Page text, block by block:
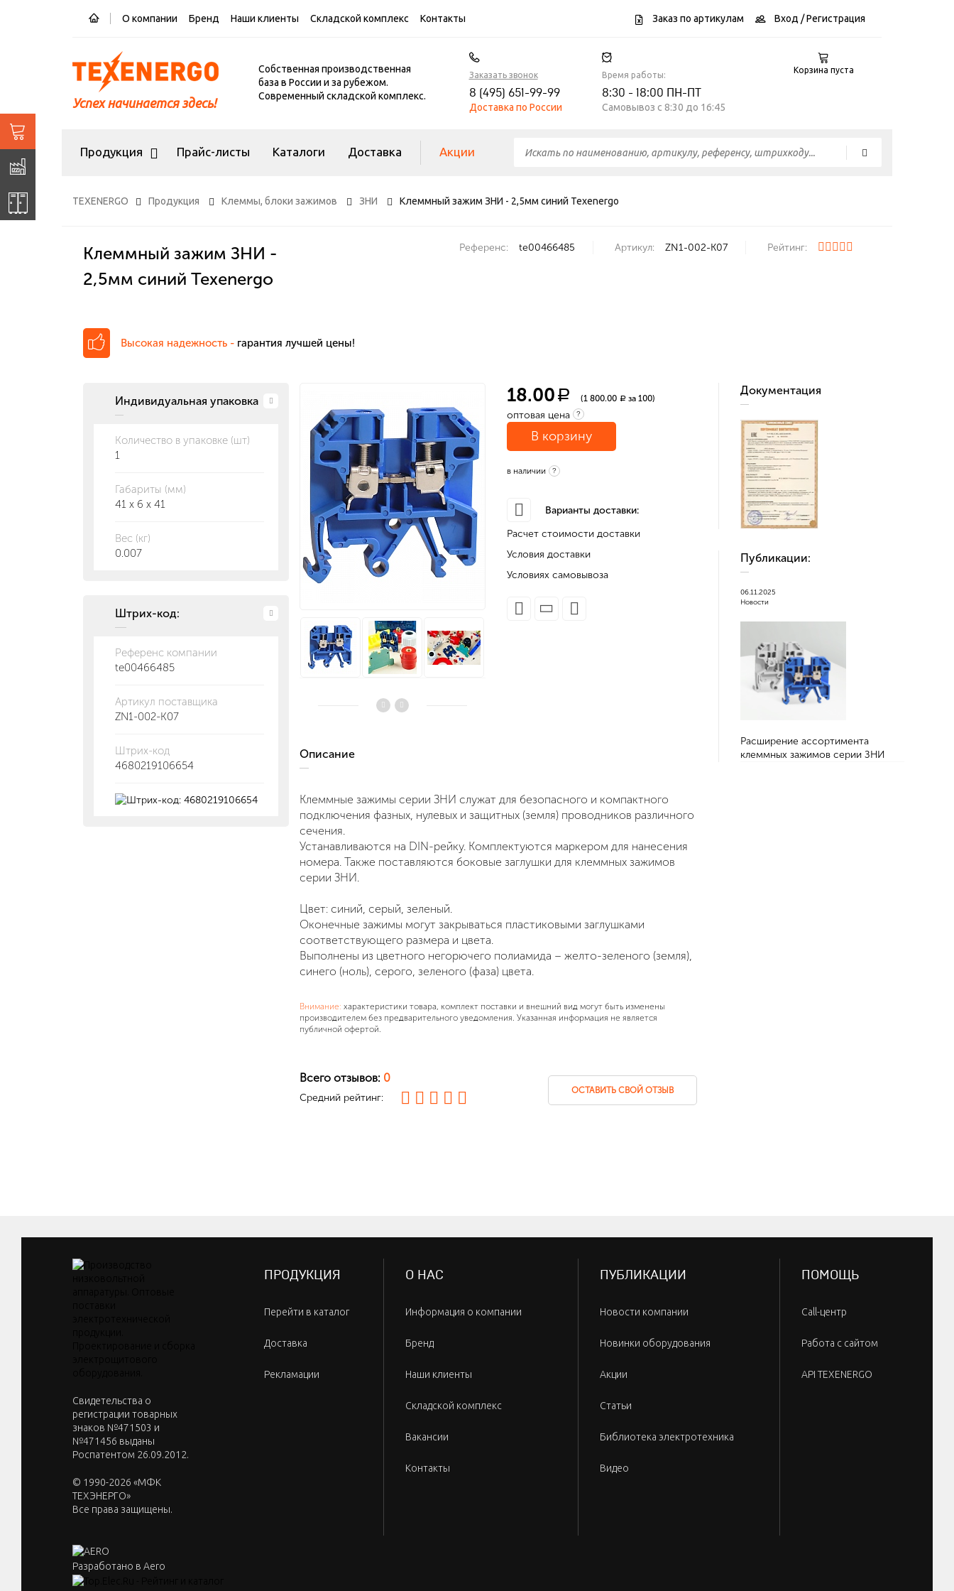
О компании Бренд Наши клиенты Складской комплекс Контакты Заказ по артикулам Вход / Регистрация
Успех начинается здесь!
Собственная производственная
база в России и за рубежом.
Современный складской комплекс.
Заказать звонок
8 (495) 651-99-99
Доставка по России
Время работы:
8:30 - 18:00 ПН-ПТ
Самовывоз c 8:30 до 16:45
Корзина пуста
Продукция Прайс-листы Каталоги Доставка Акции
TEXENERGO Продукция Клеммы, блоки зажимов ЗНИ Клеммный зажим ЗНИ - 2,5мм синий Texenergo
Клеммный зажим ЗНИ -
2,5мм синий Texenergo
Референс: te00466485 Артикул: ZN1-002-K07 Рейтинг:
Высокая надежность - гарантия лучшей цены!
Индивидуальная упаковка
Количество в упаковке (шт)
1
Габариты (мм)
41 x 6 x 41
Вес (кг)
0.007
Штрих-код:
Референс компании
te00466485
Артикул поставщика
ZN1-002-K07
Штрих-код
4680219106654
18.00 a (1 800.00 a за 100)
оптовая цена ?
В корзину
в наличии ?
Варианты доставки:
Расчет стоимости доставки
Условия доставки
Условиях самовывоза
Описание
Клеммные зажимы серии ЗНИ служат для безопасного и компактного
подключения фазных, нулевых и защитных (земля) проводников различного
сечения.
Устанавливаются на DIN-рейку. Комплектуются маркером для нанесения
номера. Также поставляются боковые заглушки для клеммных зажимов
серии ЗНИ.
Цвет: синий, серый, зеленый.
Оконечные зажимы могут закрываться пластиковыми заглушками
соответствующего размера и цвета.
Выполнены из цветного негорючего полиамида – желто-зеленого (земля),
синего (ноль), серого, зеленого (фаза) цвета.
Внимание: характеристики товара, комплект поставки и внешний вид могут быть изменены
производителем без предварительного уведомления. Указанная информация не является
публичной офертой.
Всего отзывов: 0
Средний рейтинг:
ОСТАВИТЬ СВОЙ ОТЗЫВ
Документация
Публикации:
06.11.2025
Новости
Расширение ассортимента
клеммных зажимов серии ЗНИ
Cвидетельства о
регистрации товарных
знаков №471503 и
№471456 выданы
Роспатентом 26.09.2012.
© 1990-2026 «МФК
ТЕХЭНЕРГО»
Все права защищены.
Разработано в Aero
ПРОДУКЦИЯ
Перейти в каталог
Доставка
Рекламации
О НАС
Информация о компании
Бренд
Наши клиенты
Складской комплекс
Вакансии
Контакты
ПУБЛИКАЦИИ
Новости компании
Новинки оборудования
Акции
Статьи
Библиотека электротехника
Видео
ПОМОЩЬ
Call-центр
Работа с сайтом
API TEXENERGO